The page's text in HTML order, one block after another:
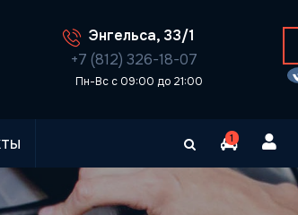
Энгельса, 33/1
+7 (812) 326-18-07
Пн-Вс с 09:00 до 21:00
1